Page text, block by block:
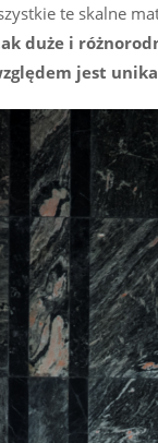
te skalne
duże i
jest